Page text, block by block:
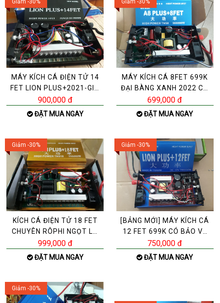
Giảm -30%
MÁY KÍCH CÁ ĐIỆN TỬ 14
FET LION PLUS+2021-GIÁ
899K- XIỆT CÁ NÓ
900,000 đ
ĐẶT MUA NGAY
Giảm -30%
MÁY KÍCH CÁ 8FET 699K
ĐẠI BÀNG XANH 2022 CÓ
BẢO VỆ AUTO NGUỒN
699,000 đ
ĐẶT MUA NGAY
Giảm -30%
KÍCH CÁ ĐIỆN TỬ 18 FET
CHUYÊN RÔPHI NGỌT LỢ
PHÈN BẢN“ĐẶC BIỆT”X
999,000 đ
ĐẶT MUA NGAY
Giảm -30%
[BẢNG MỚI] MÁY KÍCH CÁ
12 FET 699K CÓ BẢO VỆ
AUTO NGUỒN NƯỚC -
750,000 đ
ĐẶT MUA NGAY
Giảm -30%